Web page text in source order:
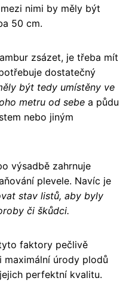
nimi by měly být
50 cm.
zsázet, je třeba mít
dostatečný
být tedy umístěny ve
metru od sebe a půdu
nebo jiným
výsadbě zahrnuje
plevele. Navíc je
stav listů, aby byly
či škůdci.
faktory pečlivě
maximální úrody plodů
perfektní kvalitu.